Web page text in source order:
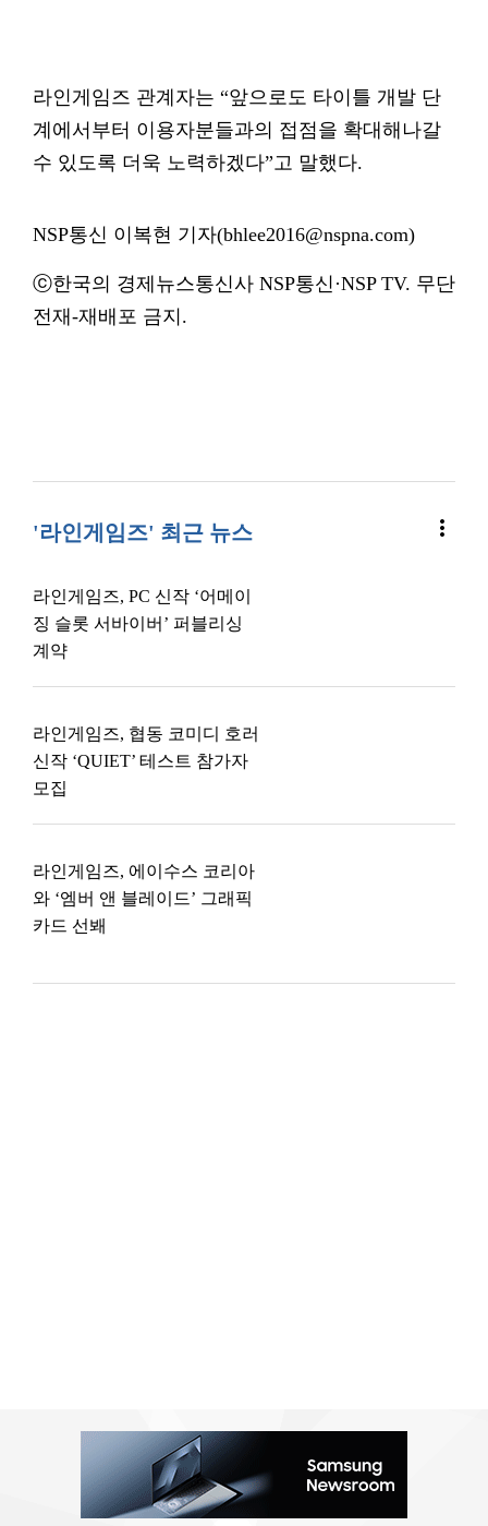
라인게임즈 관계자는 “앞으로도 타이틀 개발 단
계에서부터 이용자분들과의 접점을 확대해나갈
수 있도록 더욱 노력하겠다”고 말했다.
NSP통신 이복현 기자(bhlee2016@nspna.com)
ⓒ한국의 경제뉴스통신사 NSP통신·NSP TV. 무단
전재-재배포 금지.
'라인게임즈' 최근 뉴스 more_vert
라인게임즈, PC 신작 ‘어메이
징 슬롯 서바이버’ 퍼블리싱
계약
라인게임즈, 협동 코미디 호러
신작 ‘QUIET’ 테스트 참가자
모집
라인게임즈, 에이수스 코리아
와 ‘엠버 앤 블레이드’ 그래픽
카드 선봬